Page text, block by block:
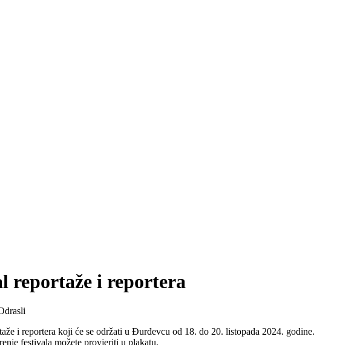
reportaže i reportera
i reportera koji će se održati u Đurđevcu od 18. do 20. listopada 2024. godine.
festivala možete provjeriti u plakatu.